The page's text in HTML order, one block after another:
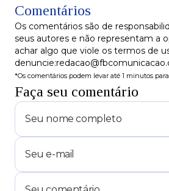
Comentários
Os comentários são de
seus autores e não representam a
achar algo que viole os termos de
*Os comentários podem levar até 1 minutos
Faça seu comentário